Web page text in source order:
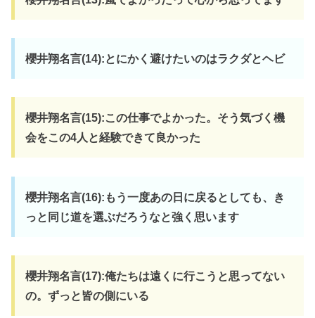
櫻井翔名言(14):とにかく避けたいのはラクダとヘビ
櫻井翔名言(15):この仕事でよかった。そう気づく機
会をこの4人と経験できて良かった
櫻井翔名言(16):もう一度あの日に戻るとしても、き
っと同じ道を選ぶだろうなと強く思います
櫻井翔名言(17):俺たちは遠くに行こうと思ってない
の。ずっと皆の側にいる